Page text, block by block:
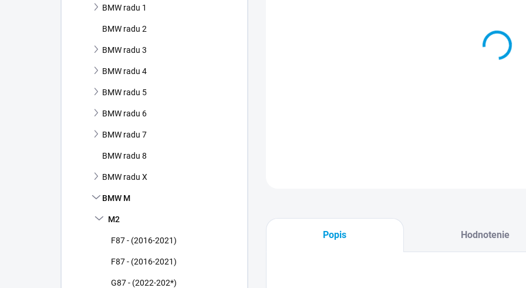
BMW radu 1
BMW radu 2
BMW radu 3
BMW radu 4
BMW radu 5
BMW radu 6
BMW radu 7
BMW radu 8
BMW radu X
BMW M
M2
F87 - (2016-2021)
F87 - (2016-2021)
G87 - (2022-202*)
Popis Hodnotenie